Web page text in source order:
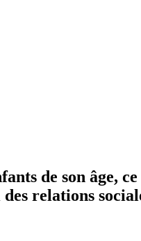
de son âge,
relations